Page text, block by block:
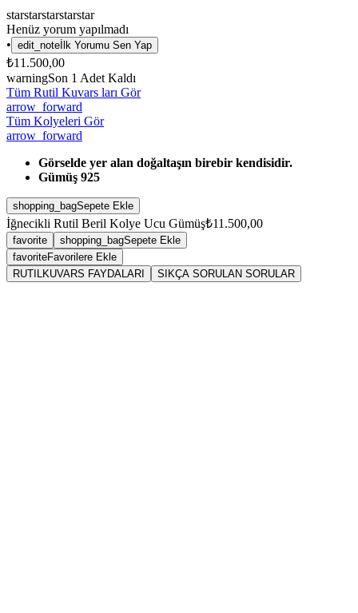
starstarstarstarstar
Henüz yorum yapılmadı
• edit_note İlk Yorumu Sen Yap
₺11.500,00
warningSon 1 Adet Kaldı
Tüm Rutil Kuvars ları Gör
arrow_forward
Tüm Kolyeleri Gör
arrow_forward
Görselde yer alan doğaltaşın birebir kendisidir.
Gümüş 925
shopping_bagSepete Ekle
İğnecikli Rutil Beril Kolye Ucu Gümüş₺11.500,00
favorite shopping_bagSepete Ekle
favoriteFavorilere Ekle
RUTILKUVARS FAYDALARI
SIKÇA SORULAN SORULAR